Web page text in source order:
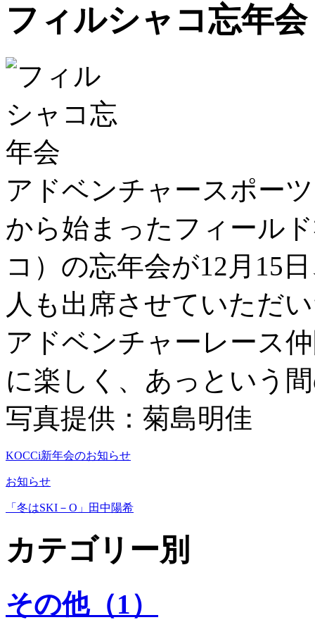
フィルシャコ忘年会
アドベンチャースポー
から始まったフィール
コ）の忘年会が12月15
人も出席させていただ
アドベンチャーレース
に楽しく、あっという
写真提供：菊島明佳
KOCCi新年会のお知らせ
お知らせ
「冬はSKI－O」田中陽希
カテゴリー別
その他（1）